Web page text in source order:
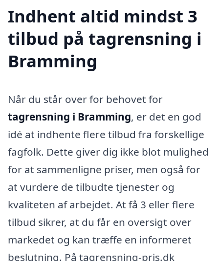
Indhent altid mindst 3
tilbud på tagrensning i
Bramming
Når du står over for behovet for
tagrensning i Bramming, er det en god
idé at indhente flere tilbud fra forskellige
fagfolk. Dette giver dig ikke blot mulighed
for at sammenligne priser, men også for
at vurdere de tilbudte tjenester og
kvaliteten af arbejdet. At få 3 eller flere
tilbud sikrer, at du får en oversigt over
markedet og kan træffe en informeret
beslutning. På tagrensning-pris.dk